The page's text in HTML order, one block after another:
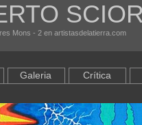
Mons - 2 en artistasdelatierra.com
Galeria Crítica